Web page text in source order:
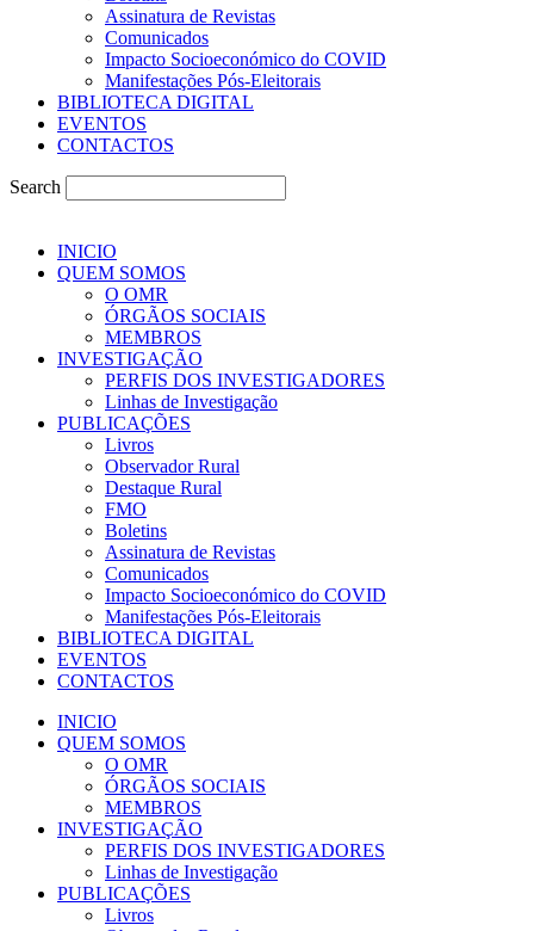
Assinatura de Revistas
Comunicados
Impacto Socioeconómico do COVID
Manifestações Pós-Eleitorais
BIBLIOTECA DIGITAL
EVENTOS
CONTACTOS
Search
INICIO
QUEM SOMOS
O OMR
ÓRGÃOS SOCIAIS
MEMBROS
INVESTIGAÇÃO
PERFIS DOS INVESTIGADORES
Linhas de Investigação
PUBLICAÇÕES
Livros
Observador Rural
Destaque Rural
FMO
Boletins
Assinatura de Revistas
Comunicados
Impacto Socioeconómico do COVID
Manifestações Pós-Eleitorais
BIBLIOTECA DIGITAL
EVENTOS
CONTACTOS
INICIO
QUEM SOMOS
O OMR
ÓRGÃOS SOCIAIS
MEMBROS
INVESTIGAÇÃO
PERFIS DOS INVESTIGADORES
Linhas de Investigação
PUBLICAÇÕES
Livros